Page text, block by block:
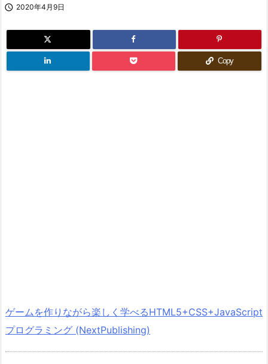
 2020年4月9日
Copy
ゲームを作りながら楽しく学べるHTML5+CSS+JavaScript
プログラミング (NextPublishing)